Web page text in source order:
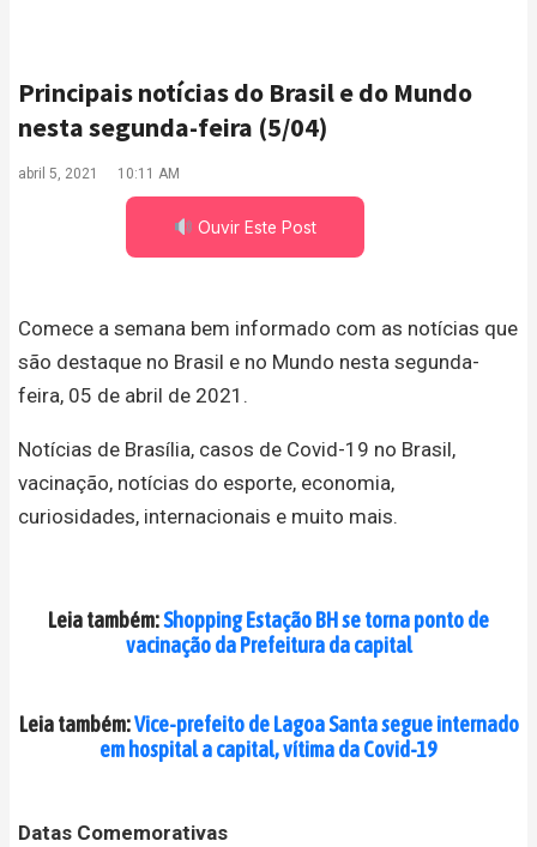
Principais notícias do Brasil e do Mundo
nesta segunda-feira (5/04)
abril 5, 2021 10:11 AM
Ouvir Este Post
Comece a semana bem informado com as notícias que
são destaque no Brasil e no Mundo nesta segunda-
feira, 05 de abril de 2021.
Notícias de Brasília, casos de Covid-19 no Brasil,
vacinação, notícias do esporte, economia,
curiosidades, internacionais e muito mais.
Leia também:Shopping Estação BH se torna ponto de
vacinação da Prefeitura da capital
Leia também:Vice-prefeito de Lagoa Santa segue internado
em hospital a capital, vítima da Covid-19
Datas Comemorativas